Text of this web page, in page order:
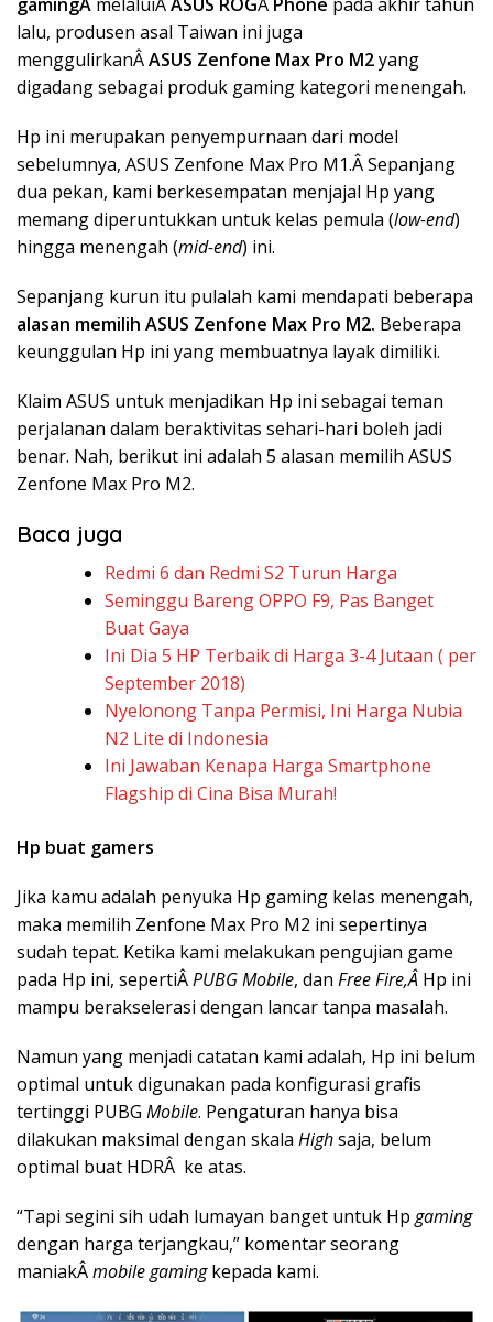
lalu, produsen asal Taiwan ini juga
menggulirkanÂASUS Zenfone Max Pro M2yang
digadang sebagai produk gaming kategori menengah.
Hp ini merupakan penyempurnaan dari model
sebelumnya, ASUS Zenfone Max Pro M1.Â Sepanjang
dua pekan, kami berkesempatan menjajal Hp yang
memang diperuntukkan untuk kelas pemula (low-end)
hingga menengah (mid-end) ini.
Sepanjang kurun itu pulalah kami mendapati beberapa
alasan memilih ASUS Zenfone Max Pro M2. Beberapa
keunggulan Hp ini yang membuatnya layak dimiliki.
Klaim ASUS untuk menjadikan Hp ini sebagai teman
perjalanan dalam beraktivitas sehari-hari boleh jadi
benar. Nah, berikut ini adalah 5 alasan memilih ASUS
Zenfone Max Pro M2.
Baca juga
Redmi 6 dan Redmi S2 Turun Harga
Seminggu Bareng OPPO F9, Pas Banget
Buat Gaya
Ini Dia 5 HP Terbaik di Harga 3-4 Jutaan ( per
September 2018)
Nyelonong Tanpa Permisi, Ini Harga Nubia
N2 Lite di Indonesia
Ini Jawaban Kenapa Harga Smartphone
Flagship di Cina Bisa Murah!
Hp buat gamers
Jika kamu adalah penyuka Hp gaming kelas menengah,
maka memilih Zenfone Max Pro M2 ini sepertinya
sudah tepat. Ketika kami melakukan pengujian game
pada Hp ini, sepertiÂPUBG Mobile, dan Free Fire,Â Hp ini
mampu berakselerasi dengan lancar tanpa masalah.
Namun yang menjadi catatan kami adalah, Hp ini belum
optimal untuk digunakan pada konfigurasi grafis
tertinggi PUBG Mobile. Pengaturan hanya bisa
dilakukan maksimal dengan skala Highsaja, belum
optimal buat HDRÂ ke atas.
“Tapi segini sih udah lumayan banget untuk Hp gaming
dengan harga terjangkau,” komentar seorang
maniakÂmobile gamingkepada kami.